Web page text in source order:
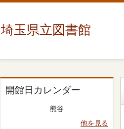
埼玉県立図書館
開館日カレンダー
熊谷
他を見る